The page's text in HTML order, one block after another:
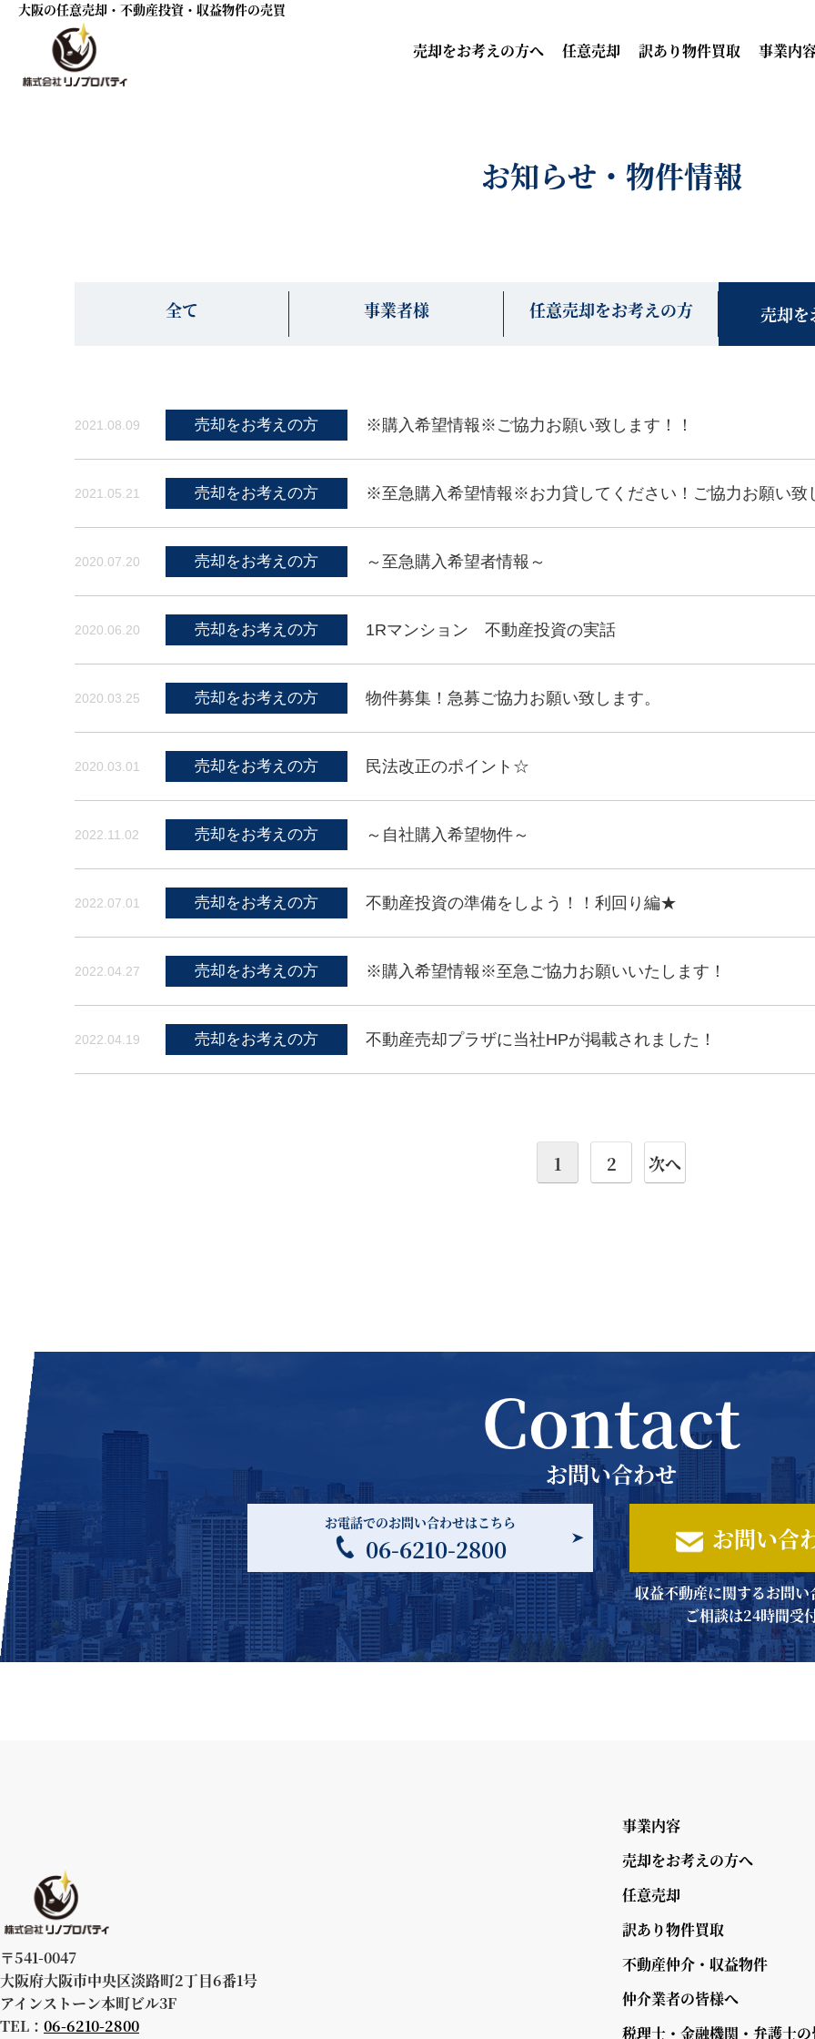
大阪の任意売却・不動産投資・収益物件の売買
売却をお考えの方へ 任意売却 訳あり物件買取 事業内
お知らせ・物件情報
全て 事業者様 任意売却をお考えの方 売却
2021.08.09 売却をお考えの方 ※購入希望情報※ご協力お願い致します！！
2021.05.21 売却をお考えの方 ※至急購入希望情報※お力貸してください！ご協力お願い致
2020.07.20 売却をお考えの方 ～至急購入希望者情報～
2020.06.20 売却をお考えの方 1Rマンション 不動産投資の実話
2020.03.25 売却をお考えの方 物件募集！急募ご協力お願い致します。
2020.03.01 売却をお考えの方 民法改正のポイント☆
2022.11.02 売却をお考えの方 ～自社購入希望物件～
2022.07.01 売却をお考えの方 不動産投資の準備をしよう！！利回り編★
2022.04.27 売却をお考えの方 ※購入希望情報※至急ご協力お願いいたします！
2022.04.19 売却をお考えの方 不動産売却プラザに当社HPが掲載されました！
投
1 2 次へ
Contact
お問い合わせ
お電話でのお問い合わせはこちら
06-6210-2800 お問い合
収益不動産に関するお問
ご相談は24時間受
〒541-0047
大阪府大阪市中央区淡路町2丁目6番1号
アインストーン本町ビル3F
TEL： 06-6210-2800
事業内容
売却をお考えの方へ
任意売却
訳あり物件買取
不動産仲介・収益物件
仲介業者の皆様へ
税理士・金融機関・弁護士